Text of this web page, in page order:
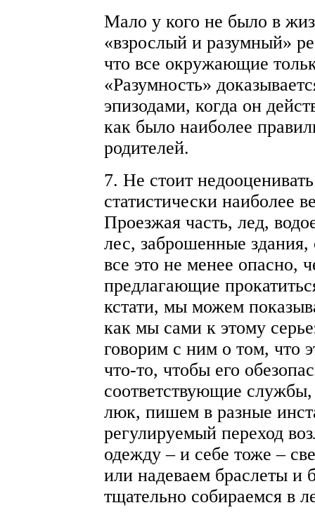
Мало у кого не было в
«взрослый и разумный»
что все окружающие
«Разумность»
эпизодами, когда он
как было наиболее
родителей.
7. Не стоит
статистически наиболее
Проезжая часть, лед,
лес, заброшенные здания,
все это не менее опасно,
предлагающие
кстати, мы можем
как мы сами к этому
говорим с ним о том, что
что-то, чтобы его
соответствующие
люк, пишем в разные
регулируемый переход
одежду – и себе тоже –
или надеваем браслеты и
тщательно собираемся в